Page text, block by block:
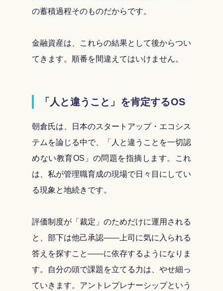
の蓄積過程そのものだからです。
金融資産は、これらの結果として後からつい
てきます。順番を間違えてはいけません。
「人と違うこと」を肯定するOS
朝倉氏は、日本のスタートアップ・エコシス
テムを論じる中で、「人と違うことを一切認
めない教育OS」の問題を指摘します。これ
は、私が管理職育成の現場で日々目にしてい
る現象と地続きです。
評価制度が「裁定」のためだけに運用される
と、部下は他己承認――上司に気に入られる
答えを探すこと――に依存するようになりま
す。自分の頭で課題を立てる力は、やせ細っ
ていきます。アントレプレナーシップという